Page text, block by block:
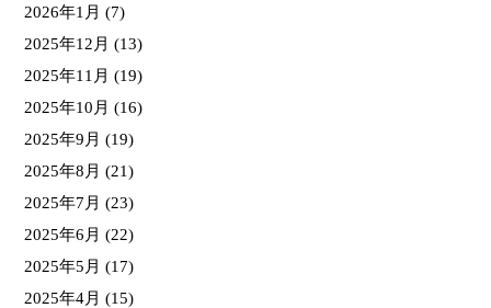
2026年1月 (7)
2025年12月 (13)
2025年11月 (19)
2025年10月 (16)
2025年9月 (19)
2025年8月 (21)
2025年7月 (23)
2025年6月 (22)
2025年5月 (17)
2025年4月 (15)